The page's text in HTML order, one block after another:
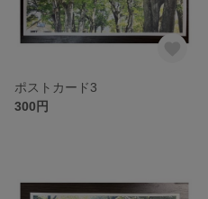
ポストカード3
300円